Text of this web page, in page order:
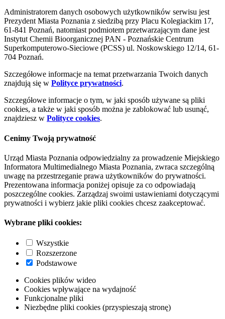
Administratorem danych osobowych użytkowników serwisu jest
Prezydent Miasta Poznania z siedzibą przy Placu Kolegiackim 17,
61-841 Poznań, natomiast podmiotem przetwarzającym dane jest
Instytut Chemii Bioorganicznej PAN - Poznańskie Centrum
Superkomputerowo-Sieciowe (PCSS) ul. Noskowskiego 12/14, 61-
704 Poznań.
Szczegółowe informacje na temat przetwarzania Twoich danych
znajdują się w Polityce prywatności.
Szczegółowe informacje o tym, w jaki sposób używane są pliki
cookies, a także w jaki sposób można je zablokować lub usunąć,
znajdziesz w Polityce cookies.
Cenimy Twoją prywatność
Urząd Miasta Poznania odpowiedzialny za prowadzenie Miejskiego
Informatora Multimedialnego Miasta Poznania, zwraca szczególną
uwagę na przestrzeganie prawa użytkowników do prywatności.
Prezentowana informacja poniżej opisuje za co odpowiadają
poszczególne cookies. Zarządzaj swoimi ustawieniami dotyczącymi
prywatności i wybierz jakie pliki cookies chcesz zaakceptować.
Wybrane pliki cookies:
Wszystkie
Rozszerzone
Podstawowe
Cookies plików wideo
Cookies wpływające na wydajność
Funkcjonalne pliki
Niezbędne pliki cookies (przyspieszają stronę)